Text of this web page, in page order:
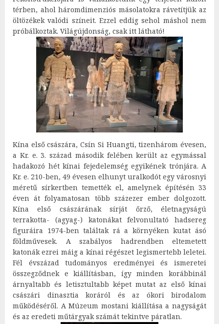
térben, ahol háromdimenziós másolatokra rávetítjük az
öltözékek valódi színeit. Ezzel eddig sehol máshol nem
próbálkoztak. Világújdonság, csak itt látható!
Kína első császára, Csín Si Huangti, tizenhárom évesen,
a Kr. e. 3. század második felében került az egymással
hadakozó hét kínai fejedelemség egyikének trónjára. A
Kr. e. 210-ben, 49 évesen elhunyt uralkodót egy városnyi
méretű sírkertben temették el, amelynek építésén 33
éven át folyamatosan több százezer ember dolgozott.
Kína első császárának sírját őrző, életnagyságú
terrakotta- (agyag-) katonákat felvonultató hadsereg
figuráira 1974-ben találtak rá a környéken kutat ásó
földművesek. A szabályos hadrendben eltemetett
katonák ezrei máig a kínai régészet legismertebb leletei.
Fél évszázad tudományos eredményei és ismeretei
összegződnek e kiállításban, így minden korábbinál
árnyaltabb és letisztultabb képet mutat az első kínai
császári dinasztia koráról és az ókori birodalom
működéséről. A Múzeum mostani kiállítása a nagyságát
és az eredeti műtárgyak számát tekintve páratlan.